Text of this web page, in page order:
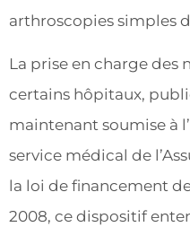
arthroscopies simples
La prise en charge des
certains hôpitaux,
maintenant soumise à
service médical de
la loi de financement
2008, ce dispositif